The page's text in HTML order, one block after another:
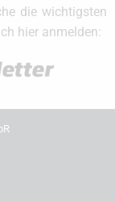
die wichtigsten
hier anmelden: